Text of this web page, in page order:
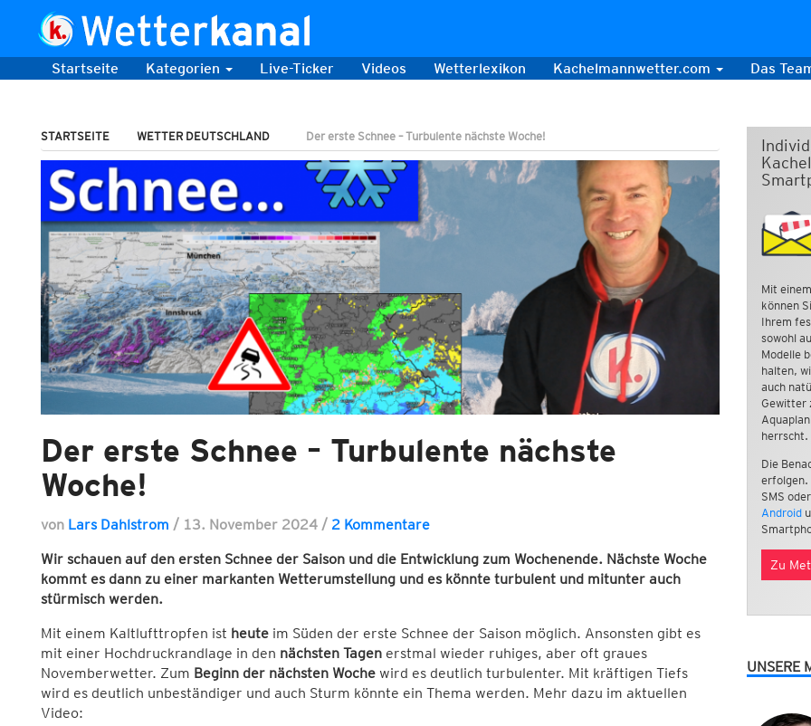
Startseite Kategorien Live-Ticker Videos Wetterlexikon Kachelmannwetter.com Das
STARTSEITE WETTER DEUTSCHLAND Der erste Schnee – Turbulente nächste Woche!
Der erste Schnee – Turbulente nächste
Woche!
von Lars Dahlstrom / 13. November 2024 / 2 Kommentare
Wir schauen auf den ersten Schnee der Saison und die Entwicklung zum Wochenende. Nächste Woche
kommt es dann zu einer markanten Wetterumstellung und es könnte turbulent und mitunter auch
stürmisch werden.
Mit einem Kaltlufttropfen ist heute im Süden der erste Schnee der Saison möglich. Ansonsten gibt es
mit einer Hochdruckrandlage in den nächsten Tagen erstmal wieder ruhiges, aber oft graues
Novemberwetter. Zum Beginn der nächsten Woche wird es deutlich turbulenter. Mit kräftigen Tiefs
wird es deutlich unbeständiger und auch Sturm könnte ein Thema werden. Mehr dazu im aktuellen
Video:
Mit
können
Ihrem
sowohl
Modelle
halten,
auch
Gewitter
herrscht.
Die
erfolgen.
SMS
Android
Zu
UNSERE